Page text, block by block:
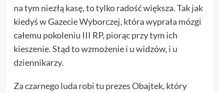
na tym niezłą kasę, to tylko radość większa. Tak jak
kiedyś w Gazecie Wyborczej, która wyprała mózgi
całemu pokoleniu III RP, piorąc przy tym ich
kieszenie. Stąd to wzmożenie i u widzów, i u
dziennikarzy.
Za czarnego luda robi tu prezes Obajtek, który